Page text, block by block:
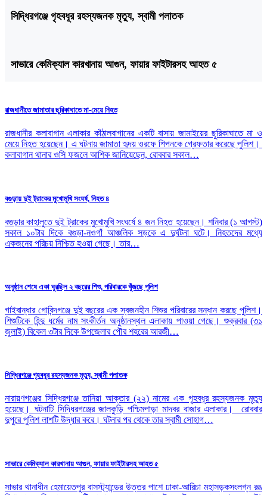
সিদ্ধিরগঞ্জে গৃহবধূর রহস্যজনক মৃত্যু, স্বামী পলাতক
সাভারে কেমিক্যাল কারখানায় আগুন, ফায়ার ফাইটারসহ আহত ৫
রাজধানীতে জামাতার ছুরিকাঘাতে মা-মেয়ে নিহত
রাজধানীর কলাবাগান এলাকার কাঁঠালবাগানের একটি বাসায় জামাইয়ের ছুরিকাঘাতে মা ও
মেয়ে নিহত হয়েছেন। এ ঘটনায় জামাতা হৃদয় ওরফে শিপনকে গ্রেফতার করেছে পুলিশ।
কলাবাগান থানার ওসি ফজলে আশিক জানিয়েছেন, রোববার সকাল…
বগুড়ায় দুই ট্রাকের মুখোমুখি সংঘর্ষ, নিহত ৪
বগুড়ার কাহালুতে দুই ট্রাকের মুখোমুখি সংঘর্ষে ৪ জন নিহত হয়েছেন। শনিবার (১ আগস্ট)
সকাল ১০টার দিকে বগুড়া-নওগাঁ আঞ্চলিক সড়কে এ দুর্ঘটনা ঘটে। নিহতদের মধ্যে
একজনের পরিচয় নিশ্চিত হওয়া গেছে। তার…
অনুষ্ঠান শেষে একা ঘুরছিল ২ বছরের শিশু, পরিবারকে খুঁজছে পুলিশ
গাইবান্ধার গোবিন্দগঞ্জে দুই বছরের এক স্বজনহীন শিশুর পরিবারের সন্ধান করছে পুলিশ।
শিশুটিকে হিন্দু ধর্মের নাম সংকীর্তন অনুষ্ঠানস্থল এলাকায় পাওয়া গেছে। শুক্রবার (৩১
জুলাই) বিকেল ৩টার দিকে উপজেলার পৌর শহরের আরজী…
সিদ্ধিরগঞ্জে গৃহবধূর রহস্যজনক মৃত্যু, স্বামী পলাতক
নারায়ণগঞ্জের সিদ্ধিরগঞ্জে তানিয়া আক্তার (২২) নামের এক গৃহবধূর রহস্যজনক মৃত্যু
হয়েছে। ঘটনাটি সিদ্ধিরগঞ্জের জালকুড়ি পশ্চিমপাড়া মাদবর বাজার এলাকার। রোববার
দুপুরে পুলিশ লাশটি উদ্ধার করে। ঘটনার পর থেকে তার স্বামী সোহাগ…
সাভারে কেমিক্যাল কারখানায় আগুন, ফায়ার ফাইটারসহ আহত ৫
সাভার থানাধীন হেমায়েতপুর বাসস্ট্যান্ডের উত্তর পাশে ঢাকা-আরিচা মহাসড়কসংলগ্ন রঙ